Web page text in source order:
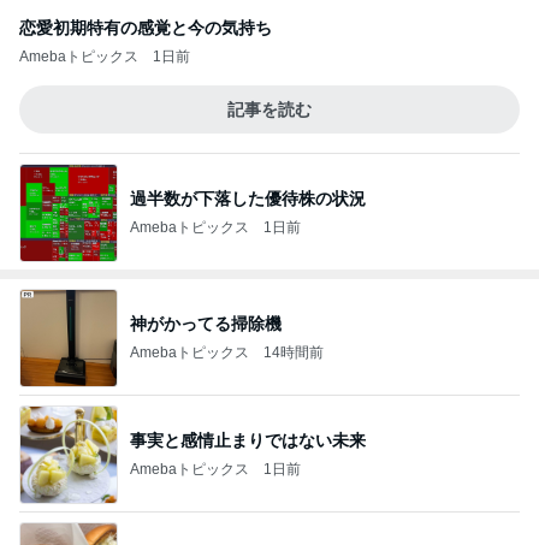
恋愛初期特有の感覚と今の気持ち
Amebaトピックス 1日前
記事を読む
過半数が下落した優待株の状況
Amebaトピックス 1日前
神がかってる掃除機
Amebaトピックス 14時間前
事実と感情止まりではない未来
Amebaトピックス 1日前